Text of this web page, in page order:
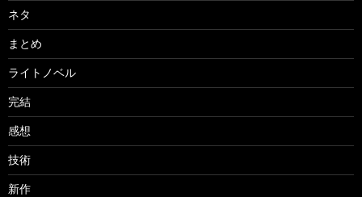
ネタ
まとめ
ライトノベル
完結
感想
技術
新作